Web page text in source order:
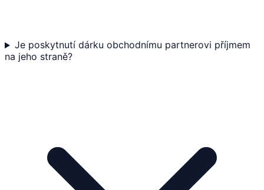
Je poskytnutí dárku obchodnímu partnerovi příjmem
na jeho straně?